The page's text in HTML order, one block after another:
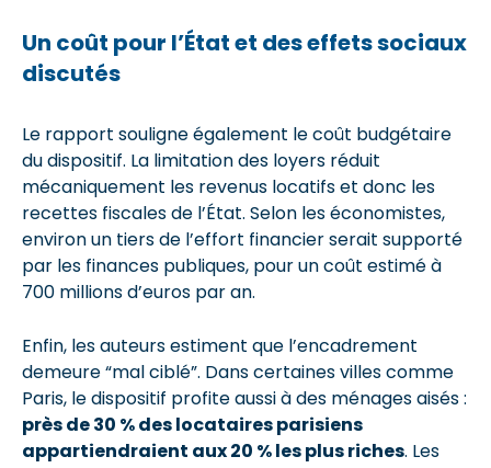
Un coût pour l’État et des effets sociaux
discutés
Le rapport souligne également le coût budgétaire
du dispositif. La limitation des loyers réduit
mécaniquement les revenus locatifs et donc les
recettes fiscales de l’État. Selon les économistes,
environ un tiers de l’effort financier serait supporté
par les finances publiques, pour un coût estimé à
700 millions d’euros par an.
Enfin, les auteurs estiment que l’encadrement
demeure “mal ciblé”. Dans certaines villes comme
Paris, le dispositif profite aussi à des ménages aisés :
près de 30 % des locataires parisiens
appartiendraient aux 20 % les plus riches. Les